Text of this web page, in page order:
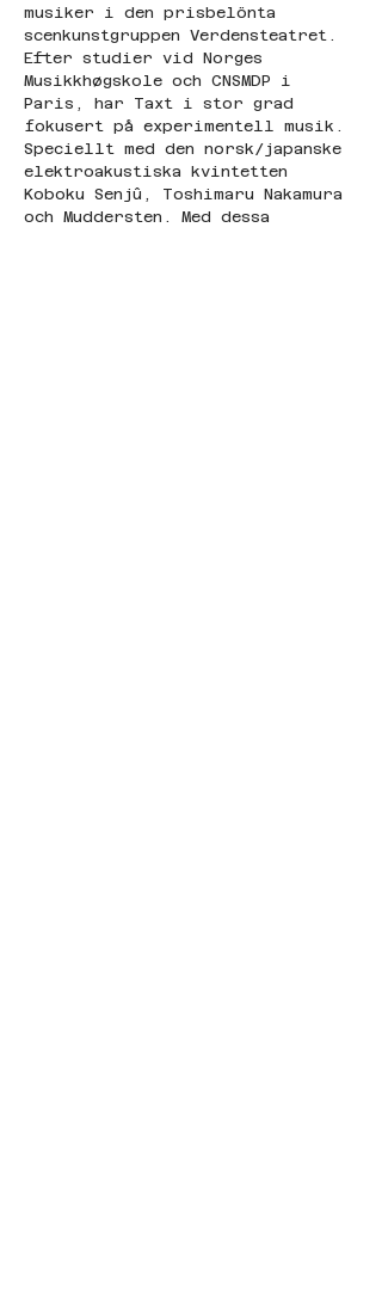
musiker i den prisbelönta
scenkunstgruppen Verdensteatret.
Efter studier vid Norges
Musikkhøgskole och CNSMDP i
Paris, har Taxt i stor grad
fokusert på experimentell musik.
Speciellt med den norsk/japanske
elektroakustiska kvintetten
Koboku Senjû, Toshimaru Nakamura
och Muddersten. Med dessa